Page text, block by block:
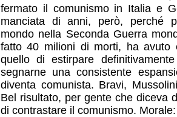
fermato il comunismo in Italia e
manciata di anni, però, perché
mondo nella Seconda Guerra
fatto 40 milioni di morti, ha avuto
quello di estirpare
segnarne una consistente
diventa comunista. Bravi,
Bel risultato, per gente che diceva
di contrastare il comunismo.